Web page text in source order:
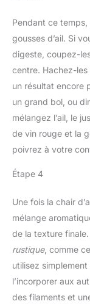
Pendant ce
gousses d’ail. Si
digeste, coupez-
centre. Hachez-
un résultat encore
un grand bol, ou
mélangez l’ail, le
de vin rouge et la
poivrez à votre
Étape 4
Une fois la chair
mélange
de la texture
rustique, comme
utilisez
l’incorporer aux
des filaments et